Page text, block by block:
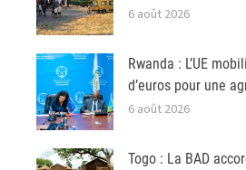
6 août 2026
Rwanda : L’UE
d’euros pour une
6 août 2026
Togo : La BAD